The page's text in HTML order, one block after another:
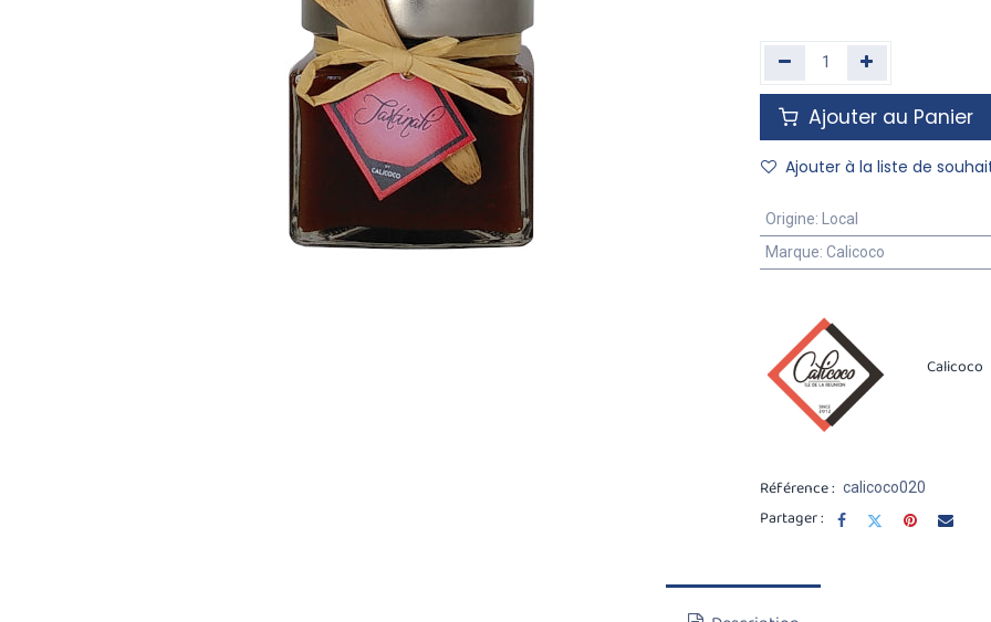
Ajouter au Panier
Ajouter à la liste de
Origine:
Local
Marque: Calicoco
Calicoco
Référence : calicoco020
Partager :